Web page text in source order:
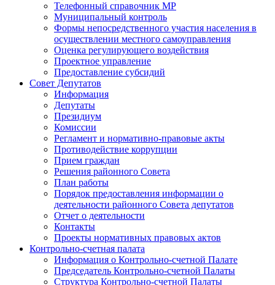
Телефонный справочник МР
Муниципальный контроль
Формы непосредственного участия населения в
осуществлении местного самоуправления
Оценка регулирующего воздействия
Проектное управление
Предоставление субсидий
Совет Депутатов
Информация
Депутаты
Президиум
Комиссии
Регламент и нормативно-правовые акты
Противодействие коррупции
Прием граждан
Решения районного Совета
План работы
Порядок предоставления информации о
деятельности районного Совета депутатов
Отчет о деятельности
Контакты
Проекты нормативных правовых актов
Контрольно-счетная палата
Информация о Контрольно-счетной Палате
Председатель Контрольно-счетной Палаты
Структура Контрольно-счетной Палаты